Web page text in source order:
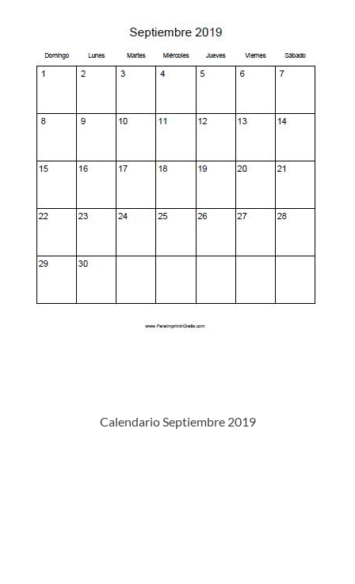
Calendario Septiembre 2019